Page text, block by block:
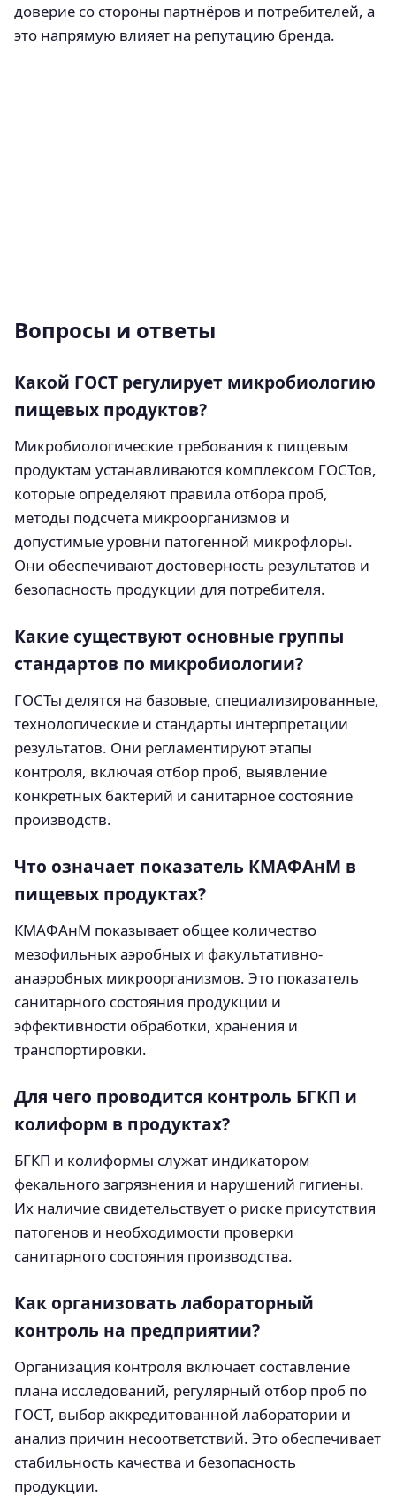
доверие со стороны партнёров и потребителей, а
это напрямую влияет на репутацию бренда.
Вопросы и ответы
Какой ГОСТ регулирует микробиологию
пищевых продуктов?
Микробиологические требования к пищевым
продуктам устанавливаются комплексом ГОСТов,
которые определяют правила отбора проб,
методы подсчёта микроорганизмов и
допустимые уровни патогенной микрофлоры.
Они обеспечивают достоверность результатов и
безопасность продукции для потребителя.
Какие существуют основные группы
стандартов по микробиологии?
ГОСТы делятся на базовые, специализированные,
технологические и стандарты интерпретации
результатов. Они регламентируют этапы
контроля, включая отбор проб, выявление
конкретных бактерий и санитарное состояние
производств.
Что означает показатель КМАФАнМ в
пищевых продуктах?
КМАФАнМ показывает общее количество
мезофильных аэробных и факультативно-
анаэробных микроорганизмов. Это показатель
санитарного состояния продукции и
эффективности обработки, хранения и
транспортировки.
Для чего проводится контроль БГКП и
колиформ в продуктах?
БГКП и колиформы служат индикатором
фекального загрязнения и нарушений гигиены.
Их наличие свидетельствует о риске присутствия
патогенов и необходимости проверки
санитарного состояния производства.
Как организовать лабораторный
контроль на предприятии?
Организация контроля включает составление
плана исследований, регулярный отбор проб по
ГОСТ, выбор аккредитованной лаборатории и
анализ причин несоответствий. Это обеспечивает
стабильность качества и безопасность
продукции.